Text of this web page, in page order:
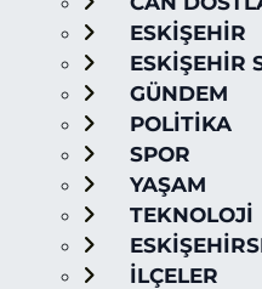
ESKİŞEHİR
ESKİŞEHİR
GÜNDEM
POLİTİKA
SPOR
YAŞAM
TEKNOLOJİ
İLÇELER